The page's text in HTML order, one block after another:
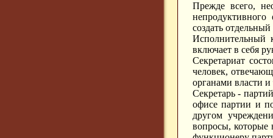
Прежде всего,
создать
Исполнительный
включает в себя
Секретариат
человек,
органами власти и
Секретарь -
офисе партии и
другом
вопросы, которые